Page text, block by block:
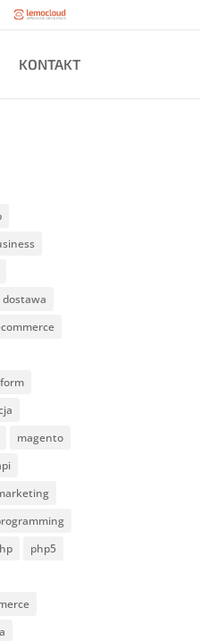
KONTAKT
dostawa
magento
php5